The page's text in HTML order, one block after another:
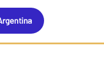
Mi